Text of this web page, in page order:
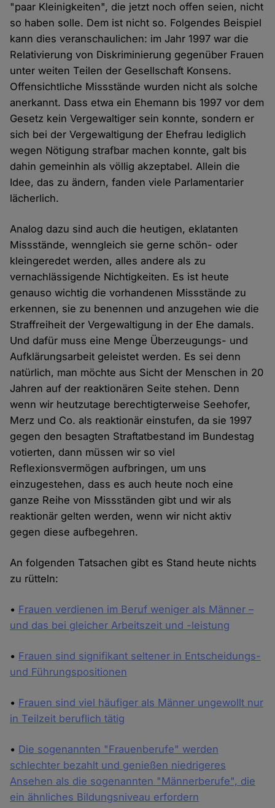
"paar Kleinigkeiten", die jetzt noch offen seien, nicht
so haben solle. Dem ist nicht so. Folgendes Beispiel
kann dies veranschaulichen: im Jahr 1997 war die
Relativierung von Diskriminierung gegenüber Frauen
unter weiten Teilen der Gesellschaft Konsens.
Offensichtliche Missstände wurden nicht als solche
anerkannt. Dass etwa ein Ehemann bis 1997 vor dem
Gesetz kein Vergewaltiger sein konnte, sondern er
sich bei der Vergewaltigung der Ehefrau lediglich
wegen Nötigung strafbar machen konnte, galt bis
dahin gemeinhin als völlig akzeptabel. Allein die
Idee, das zu ändern, fanden viele Parlamentarier
lächerlich.
Analog dazu sind auch die heutigen, eklatanten
Missstände, wenngleich sie gerne schön- oder
kleingeredet werden, alles andere als zu
vernachlässigende Nichtigkeiten. Es ist heute
genauso wichtig die vorhandenen Missstände zu
erkennen, sie zu benennen und anzugehen wie die
Straffreiheit der Vergewaltigung in der Ehe damals.
Und dafür muss eine Menge Überzeugungs- und
Aufklärungsarbeit geleistet werden. Es sei denn
natürlich, man möchte aus Sicht der Menschen in 20
Jahren auf der reaktionären Seite stehen. Denn
wenn wir heutzutage berechtigterweise Seehofer,
Merz und Co. als reaktionär einstufen, da sie 1997
gegen den besagten Straftatbestand im Bundestag
votierten, dann müssen wir so viel
Reflexionsvermögen aufbringen, um uns
einzugestehen, dass es auch heute noch eine
ganze Reihe von Missständen gibt und wir als
reaktionär gelten werden, wenn wir nicht aktiv
gegen diese aufbegehren.
An folgenden Tatsachen gibt es Stand heute nichts
zu rütteln:
• Frauen verdienen im Beruf weniger als Männer –
und das bei gleicher Arbeitszeit und -leistung
• Frauen sind signifikant seltener in Entscheidungs-
und Führungspositionen
• Frauen sind viel häufiger als Männer ungewollt nur
in Teilzeit beruflich tätig
• Die sogenannten "Frauenberufe" werden
schlechter bezahlt und genießen niedrigeres
Ansehen als die sogenannten "Männerberufe", die
ein ähnliches Bildungsniveau erfordern